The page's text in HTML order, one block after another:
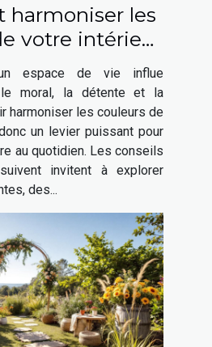
harmoniser les
votre intérieur
votre bien-
être ?
espace de vie influe
moral, la détente et la
harmoniser les couleurs de
un levier puissant pour
au quotidien. Les conseils
invitent à explorer
des...